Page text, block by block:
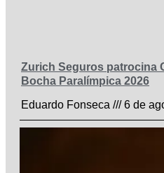
Zurich Seguros patrocina
Bocha Paralímpica 2026
Eduardo Fonseca
6 de